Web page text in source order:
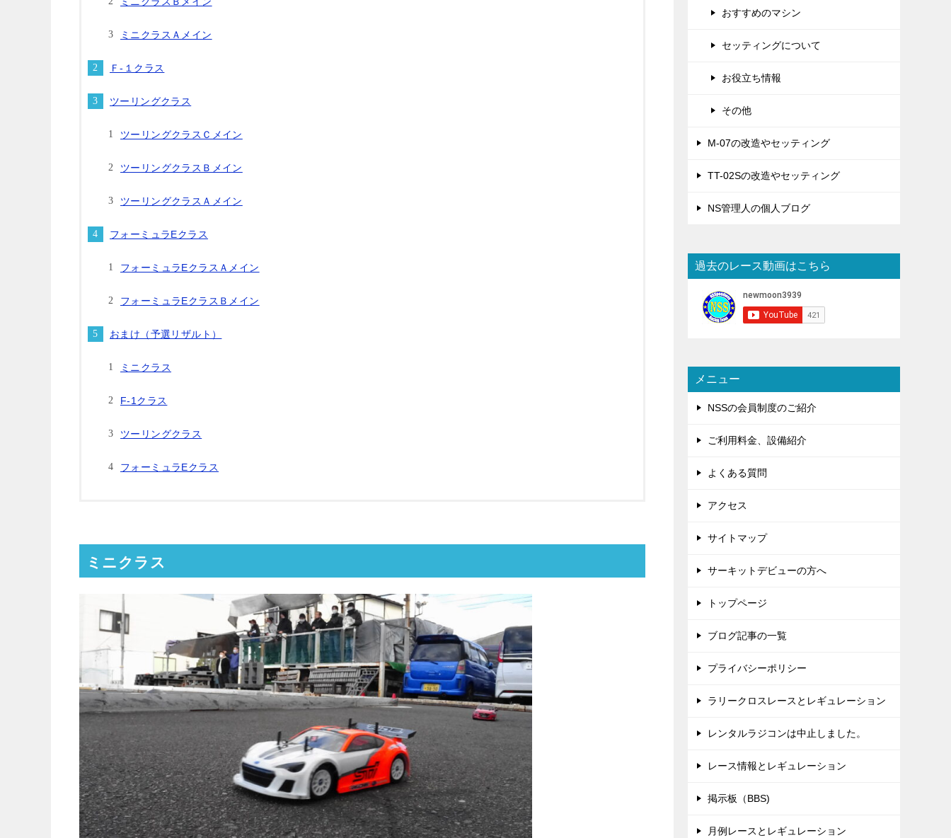
ミニクラスＡメイン
Ｆ-１クラス
ツーリングクラス
ツーリングクラスＣメイン
ツーリングクラスＢメイン
ツーリングクラスＡメイン
フォーミュラEクラス
フォーミュラEクラスＡメイン
フォーミュラEクラスＢメイン
おまけ（予選リザルト）
ミニクラス
F-1クラス
ツーリングクラス
フォーミュラEクラス
ミニクラス
おすすめのマシン
セッティングについて
お役立ち情報
その他
M-07の改造やセッティング
TT-02Sの改造やセッティング
NS管理人の個人ブログ
過去のレース動画はこちら
メニュー
NSSの会員制度のご紹介
ご利用料金、設備紹介
よくある質問
アクセス
サイトマップ
サーキットデビューの方へ
トップページ
ブログ記事の一覧
プライバシーポリシー
ラリークロスレースとレギュレーション
レンタルラジコンは中止しました。
レース情報とレギュレーション
掲示板（BBS)
月例レースとレギュレーション